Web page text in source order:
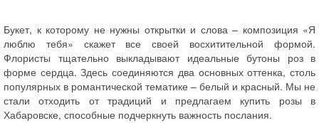
Букет, к которому не нужны открытки и слова – композиция «Я
люблю тебя» скажет все своей восхитительной формой.
Флористы тщательно выкладывают идеальные бутоны роз в
форме сердца. Здесь соединяются два основных оттенка, столь
популярных в романтической тематике – белый и красный. Мы не
стали отходить от традиций и предлагаем купить розы в
Хабаровске, способные подчеркнуть важность послания.